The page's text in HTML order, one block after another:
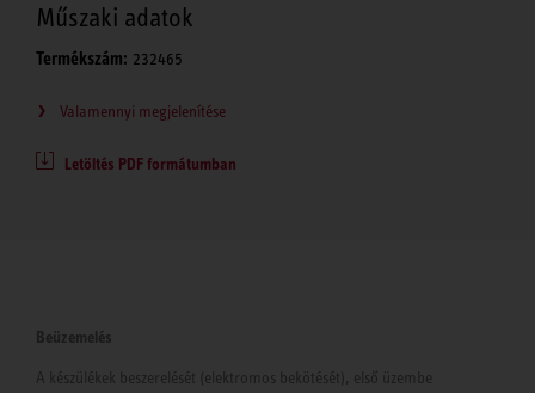
Műszaki adatok
Termékszám: 232465
Valamennyi megjelenítése
Letöltés PDF formátumban
Beüzemelés
A készülékek beszerelését (elektromos bekötését), első üzembe